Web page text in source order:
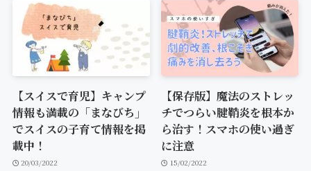
【スイスで育児】キャンプ
情報も満載の「まなびち」
でスイスの子育て情報を掲
載中！
20/03/2022
【保存版】魔法のストレッ
チでつらい腱鞘炎を根本か
ら治す！スマホの使い過ぎ
に注意
15/02/2022